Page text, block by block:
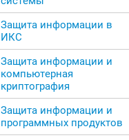
Защита информации в
ИКС
Защита информации и
компьютерная
криптография
Защита информации и
программных продуктов